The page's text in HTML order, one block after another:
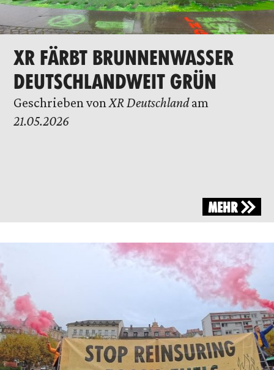
XR FÄRBT BRUNNENWASSER
DEUTSCHLANDWEIT GRÜN
Geschrieben von XR Deutschlandam
21.05.2026
MEHR